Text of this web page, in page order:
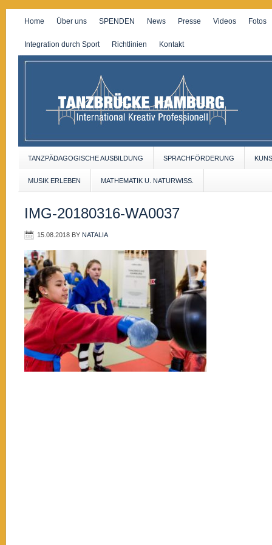
Home Über uns SPENDEN News Presse Videos Fotos
Integration durch Sport Richtlinien Kontakt
TANZPÄDAGOGISCHE AUSBILDUNG SPRACHFÖRDERUNG
MUSIK ERLEBEN MATHEMATIK U. NATURWISS.
IMG-20180316-WA0037
15.08.2018 BY NATALIA